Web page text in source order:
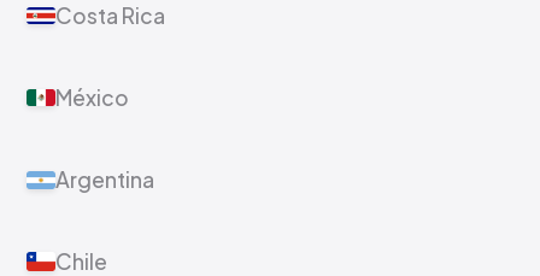
Costa Rica
México
Argentina
Chile